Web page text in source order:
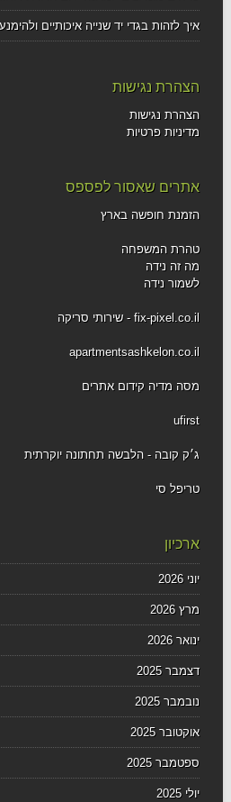
איך לזהות בגדי יד שנייה איכותיים
הצהרת נגישות
הצהרת נגישות
מדיניות פרטיות
אתרים שאסור לפספס
הזמנת חופשה בארץ
טהרת המשפחה
מה זה נידה
לשמור נידה
fix-pixel.co.il - שירותי סריקה
apartmentsashkelon.co.il
מסה מדיה קידום אתרים
ufirst
ג׳ק קובה - הלבשה תחתונה יוקרתית
טריפל סי
ארכיון
יוני 2026
מרץ 2026
ינואר 2026
דצמבר 2025
נובמבר 2025
אוקטובר 2025
ספטמבר 2025
יולי 2025